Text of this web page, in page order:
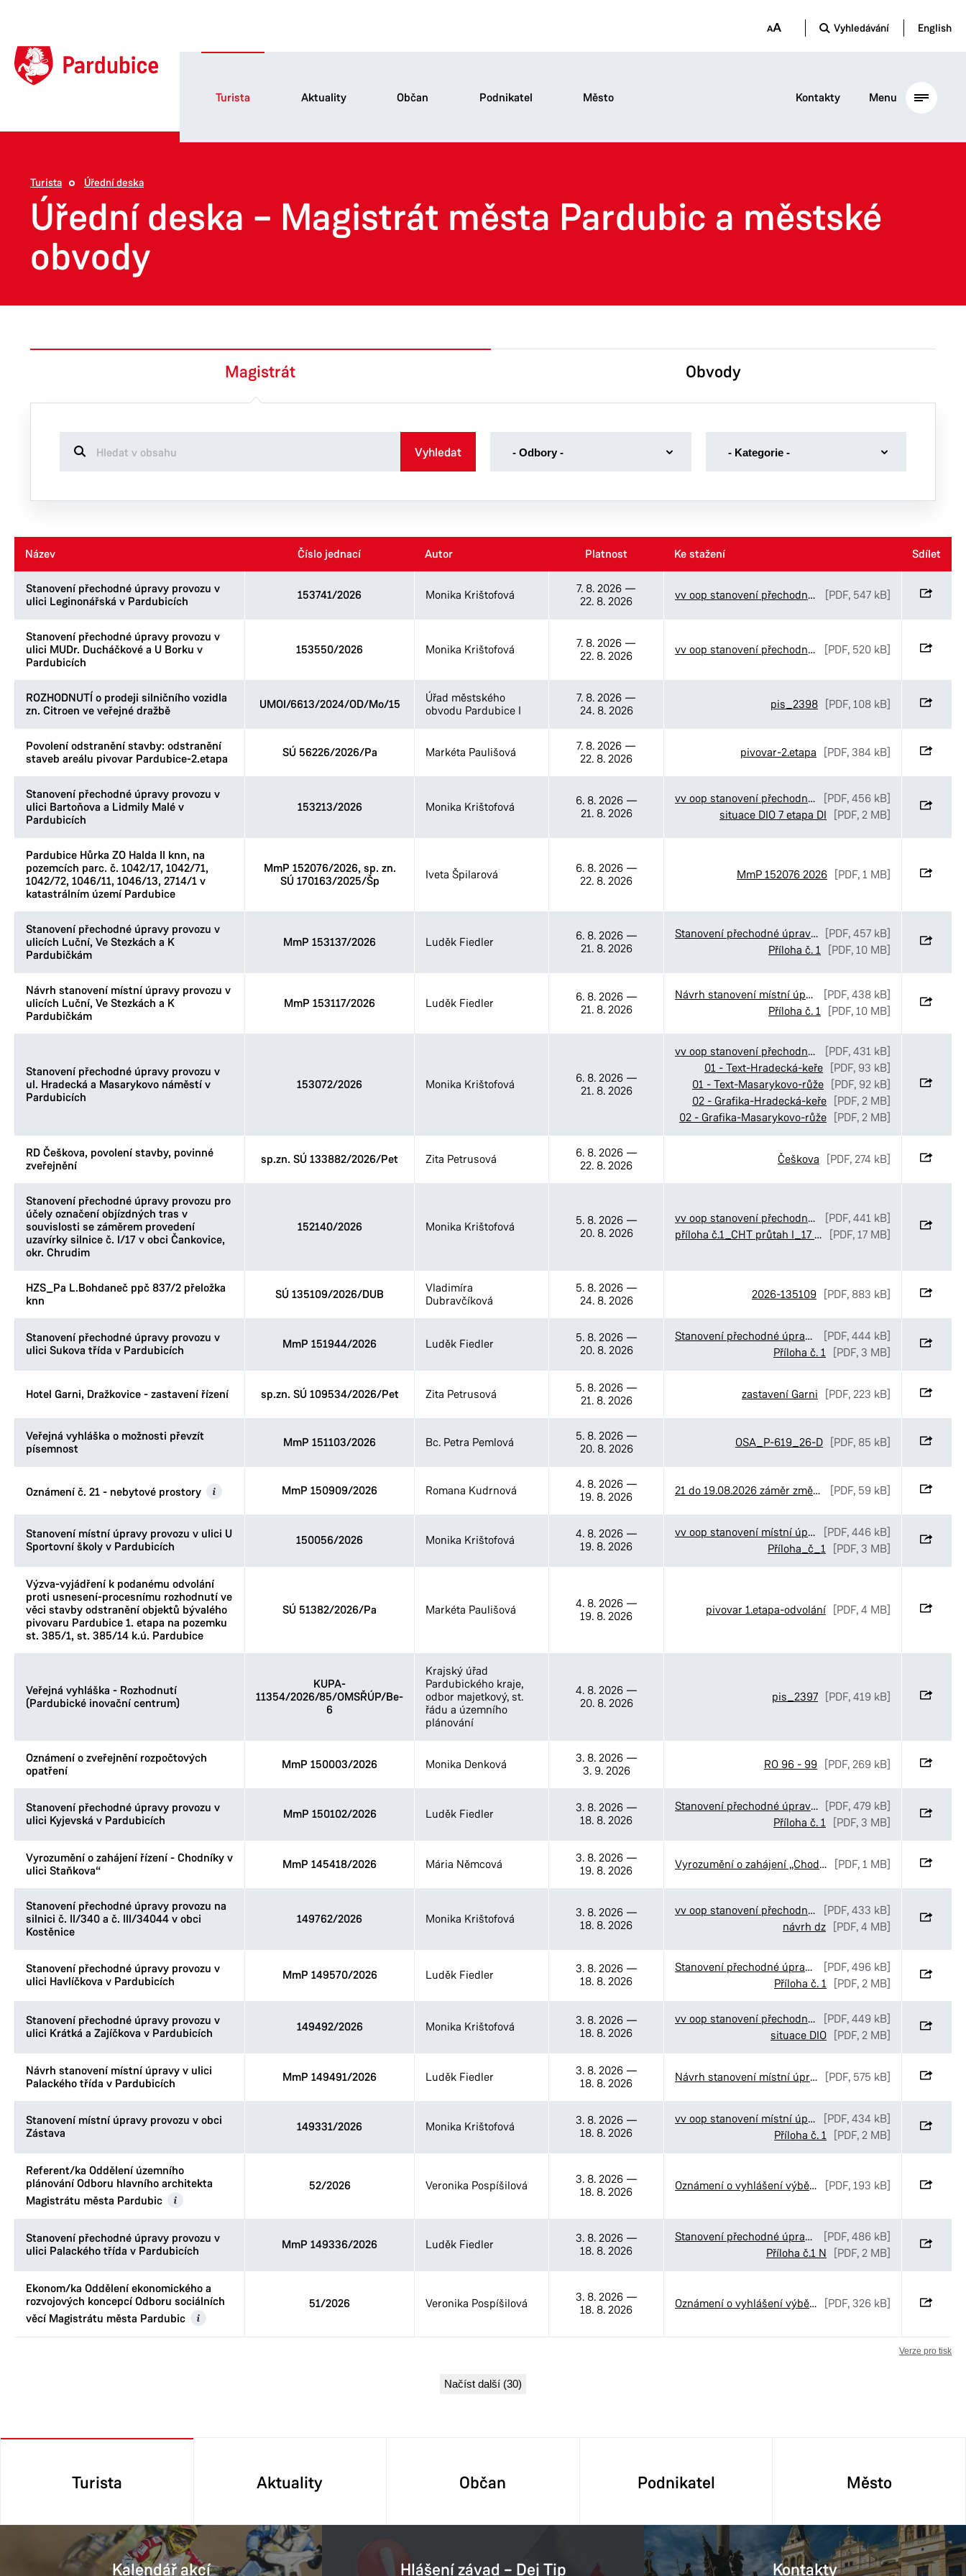
Vyhledávání English
Turista Aktuality Občan Podnikatel Město Kontakty Menu
Turista Úřední deska
Úřední deska – Magistrát města Pardubic a městské
obvody
Magistrát Obvody
Vyhledat
Odbory- Odbory -
Odbor ekonomický
Odbor majetku a investic
Odbor správních agend
Odbor školství, kultury a
Odbor životního prostředí
Stavební úřad
Kategorie
- Kategorie -
Volby
Název Číslo jednací Autor Platnost Ke stažení Sdílet
Stanovení přechodné úpravy provozu v
ulici Leginonářská v Pardubicích
153741/2026 Monika Krištofová 7. 8. 2026 —
22. 8. 2026
vv oop stanovení přechodné úpravy Smažilová Legionářská [PDF, 547 kB]
Stanovení přechodné úpravy provozu v
ulici MUDr. Ducháčkové a U Borku v
Pardubicích
153550/2026 Monika Krištofová 7. 8. 2026 —
22. 8. 2026
vv oop stanovení přechodné úpravy Maping MUDr. Ducháčkové [PDF, 520 kB]
ROZHODNUTÍ o prodeji silničního vozidla
zn. Citroen ve veřejné dražbě
UMOI/6613/2024/OD/Mo/15
Úřad městského
obvodu Pardubice I
7. 8. 2026 —
24. 8. 2026
pis_2398 [PDF, 108 kB]
Povolení odstranění stavby: odstranění
staveb areálu pivovar Pardubice-2.etapa
SÚ 56226/2026/Pa Markéta Paulišová 7. 8. 2026 —
22. 8. 2026
pivovar-2.etapa [PDF, 384 kB]
Stanovení přechodné úpravy provozu v
ulici Bartoňova a Lidmily Malé v
Pardubicích
153213/2026 Monika Krištofová 6. 8. 2026—
21. 8. 2026
vv oop stanovení přechodné úpravy SmP Bartoňova
[PDF, 456 kB]
situace DIO 7 etapa DI
[PDF, 2 MB]
Pardubice Hůrka ZO Halda II knn, na
pozemcích parc. č. 1042/17, 1042/71,
1042/72, 1046/11, 1046/13, 2714/1 v
katastrálním území Pardubice
MmP 152076/2026, sp. zn.
SÚ 170163/2025/Šp
Iveta Špilarová 6. 8. 2026—
22. 8. 2026
MmP 152076 2026 [PDF, 1 MB]
Stanovení přechodné úpravy provozu v
ulicích Luční, Ve Stezkách a K
Pardubičkám
MmP 153137/2026 Luděk Fiedler 6. 8. 2026—
21. 8. 2026
Stanovení přechodné úpravy provozu v ulicích Luční_Ve Stezkách a K Pardubičkám v Pardubicích [PDF, 457 kB]
Příloha č. 1 [PDF, 10 MB]
Návrh stanovení místní úpravy provozu v
ulicích Luční, Ve Stezkách a K
Pardubičkám
MmP 153117/2026 Luděk Fiedler 6. 8. 2026—
21. 8. 2026
Návrh stanovení místní úpravy provozu v ulicích Luční_Ve Stezkách a K Pardubičkám
[PDF, 438 kB]
Příloha č. 1 [PDF, 10 MB]
Stanovení přechodné úpravy provozu v
ul. Hradecká a Masarykovo náměstí v
Pardubicích
153072/2026 Monika Krištofová 6. 8. 2026—
21. 8. 2026
vv oop stanovení přechodné úpravy MOI středové ostrůvky
[PDF, 431 kB]
01 - Text-Hradecká-keře [PDF, 93 kB]
01 - Text-Masarykovo-růže [PDF, 92 kB]
02 - Grafika-Hradecká-keře [PDF, 2 MB]
02 - Grafika-Masarykovo-růže [PDF, 2 MB]
RD Češkova, povolení stavby, povinné
zveřejnění
sp.zn. SÚ 133882/2026/Pet Zita Petrusová 6. 8. 2026—
22. 8. 2026
Češkova [PDF, 274 kB]
Stanovení přechodné úpravy provozu pro
účely označení objízdných tras v
souvislosti se záměrem provedení
uzavírky silnice č. I/17 v obci Čankovice,
okr. Chrudim
152140/2026 Monika Krištofová 5. 8. 2026—
20. 8. 2026
vv oop stanovení přechodné úpravy provozu CHládek Tintěra Čankovice objízdná trasa
[PDF, 441 kB]
příloha č.1_CHT průtah I_17 Čankovice
[PDF, 17 MB]
HZS_Pa L.Bohdaneč ppč 837/2 přeložka
knn
SÚ 135109/2026/DUB
Vladimíra
Dubravčíková
5. 8. 2026—
24. 8. 2026
2026-135109 [PDF, 883 kB]
Stanovení přechodné úpravy provozu v
ulici Sukova třída v Pardubicích
MmP 151944/2026 Luděk Fiedler 5. 8. 2026—
20. 8. 2026
Stanovení přechodné úpravy provozu v ulici Sukova třída v Pardubicích
[PDF, 444 kB]
Příloha č. 1 [PDF, 3 MB]
Hotel Garni, Dražkovice - zastavení řízení sp.zn. SÚ 109534/2026/Pet Zita Petrusová 5. 8. 2026—
21. 8. 2026
zastavení Garni [PDF, 223 kB]
Veřejná vyhláška o možnosti převzít
písemnost
MmP 151103/2026 Bc. Petra Pemlová 5. 8. 2026—
20. 8. 2026
OSA_P-619_26-D [PDF, 85 kB]
Oznámení č. 21 - nebytové prostory MmP 150909/2026 Romana Kudrnová 4. 8. 2026—
19. 8. 2026
21 do 19.08.2026 záměr změny NS [PDF, 59 kB]
Stanovení místní úpravy provozu v ulici U
Sportovní školy v Pardubicích
150056/2026 Monika Krištofová 4. 8. 2026—
19. 8. 2026
vv oop stanovení místní úpravy OD U Sportovní školy
[PDF, 446 kB]
Příloha_č_1 [PDF, 3 MB]
Výzva-vyjádření k podanému odvolání
proti usnesení-procesnímu rozhodnutí ve
věci stavby odstranění objektů bývalého
pivovaru Pardubice 1. etapa na pozemku
st. 385/1, st. 385/14 k.ú. Pardubice
SÚ 51382/2026/Pa Markéta Paulišová 4. 8. 2026—
19. 8. 2026
pivovar 1.etapa-odvolání [PDF, 4 MB]
Veřejná vyhláška - Rozhodnutí
(Pardubické inovační centrum)
KUPA-
11354/2026/85/OMSŘÚP/Be-
6
Krajský úřad
Pardubického kraje,
odbor majetkový, st.
řádu a územního
plánování
4. 8. 2026—
20. 8. 2026
pis_2397 [PDF, 419 kB]
Oznámení o zveřejnění rozpočtových
opatření
MmP 150003/2026 Monika Denková 3. 8. 2026—
3. 9. 2026
RO 96 - 99 [PDF, 269 kB]
Stanovení přechodné úpravy provozu v
ulici Kyjevská v Pardubicích
MmP 150102/2026 Luděk Fiedler 3. 8. 2026—
18. 8. 2026
Stanovení přechodné úpravy provozu v ulici Kyjevská v Pardubicích [PDF, 479 kB]
Příloha č. 1 [PDF, 3 MB]
Vyrozumění o zahájení řízení - Chodníky v
ulici Staňkova“
MmP 145418/2026 Mária Němcová 3. 8. 2026—
19. 8. 2026
Vyrozumění o zahájení „Chodníky v ulici Staňkova“, Pardubice [PDF, 1 MB]
Stanovení přechodné úpravy provozu na
silnici č. II/340 a č. III/34044 v obci
Kostěnice
149762/2026 Monika Krištofová 3. 8. 2026—
18. 8. 2026
vv oop stanovení přechodné úpravy Elpo Kostěnice
[PDF, 433 kB]
návrh dz [PDF, 4 MB]
Stanovení přechodné úpravy provozu v
ulici Havlíčkova v Pardubicích
MmP 149570/2026 Luděk Fiedler 3. 8. 2026—
18. 8. 2026
Stanovení přechodné úpravy provozu v ulici Havlíčkova v Pardubicích
[PDF, 496 kB]
Příloha č. 1 [PDF, 2 MB]
Stanovení přechodné úpravy provozu v
ulici Krátká a Zajíčkova v Pardubicích
149492/2026 Monika Krištofová 3. 8. 2026—
18. 8. 2026
vv oop stanovení přechodné úpravy Gasco Krátká
[PDF, 449 kB]
situace DIO [PDF, 2 MB]
Návrh stanovení místní úpravy v ulici
Palackého třída v Pardubicích
MmP 149491/2026 Luděk Fiedler 3. 8. 2026—
18. 8. 2026
Návrh stanovení místní úpravy v ulici Palackého třída v Pardubicích [PDF, 575 kB]
Stanovení místní úpravy provozu v obci
Zástava
149331/2026 Monika Krištofová 3. 8. 2026—
18. 8. 2026
vv oop stanovení místní úpravy provozu Rokytno
[PDF, 434 kB]
Příloha č. 1 [PDF, 2 MB]
Referent/ka Oddělení územního
plánování Odboru hlavního architekta
Magistrátu města Pardubic
52/2026 Veronika Pospíšilová 3. 8. 2026—
18. 8. 2026
Oznámení o vyhlášení výběrového řízení č. 52-2026 [PDF, 193 kB]
Stanovení přechodné úpravy provozu v
ulici Palackého třída v Pardubicích
MmP 149336/2026 Luděk Fiedler 3. 8. 2026—
18. 8. 2026
Stanovení přechodné úpravy provozu v ulici Palackého třída v Pardubicích
[PDF, 486 kB]
Příloha č.1 N
[PDF, 2 MB]
Ekonom/ka Oddělení ekonomického a
rozvojových koncepcí Odboru sociálních
věcí Magistrátu města Pardubic
51/2026 Veronika Pospíšilová 3. 8. 2026—
18. 8. 2026
Oznámení o vyhlášení výběrového řízení č. 51-2026 [PDF, 326 kB]
Název Číslo jednací Autor Platnost Ke stažení Sdílet
Verze pro tisk
Načíst další (30)
Turista Aktuality Občan Podnikatel Město
Kalendář akcí Hlášení závad – Dej Tip Kontakty